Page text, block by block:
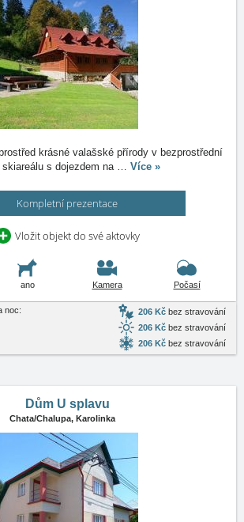
krásné valašské přírody v bezprostřední
s dojezdem na … Více »
Kompletní prezentace
Vložit objekt do své aktovky
ano Kamera Počasí
noc: 206 Kč bez stravování
206 Kč bez stravování
206 Kč bez stravování
Dům U splavu
Chata/Chalupa, Karolinka